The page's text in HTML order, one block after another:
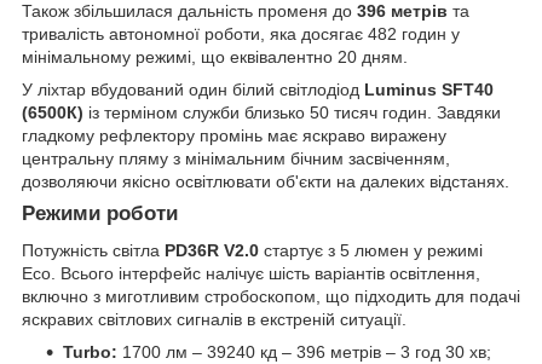
Також збільшилася дальність променя до 396 метрів та
тривалість автономної роботи, яка досягає 482 годин у
мінімальному режимі, що еквівалентно 20 дням.
У ліхтар вбудований один білий світлодіод Luminus SFT40
(6500К) із терміном служби близько 50 тисяч годин. Завдяки
гладкому рефлектору промінь має яскраво виражену
центральну пляму з мінімальним бічним засвіченням,
дозволяючи якісно освітлювати об'єкти на далеких відстанях.
Режими роботи
Потужність світла PD36R V2.0 стартує з 5 люмен у режимі
Eco. Всього інтерфейс налічує шість варіантів освітлення,
включно з миготливим стробоскопом, що підходить для подачі
яскравих світлових сигналів в екстреній ситуації.
Turbo: 1700 лм – 39240 кд – 396 метрів – 3 год 30 хв;